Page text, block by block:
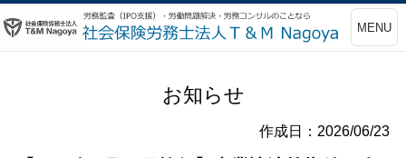
MENU
お知らせ
作成日：2026/06/23